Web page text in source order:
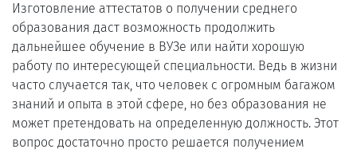
Изготовление аттестатов о получении среднего
образования даст возможность продолжить
дальнейшее обучение в ВУЗе или найти хорошую
работу по интересующей специальности. Ведь в жизни
часто случается так, что человек с огромным багажом
знаний и опыта в этой сфере, но без образования не
может претендовать на определенную должность. Этот
вопрос достаточно просто решается получением